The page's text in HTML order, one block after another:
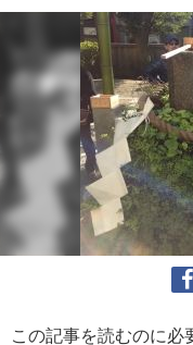
この記事を読むのに必